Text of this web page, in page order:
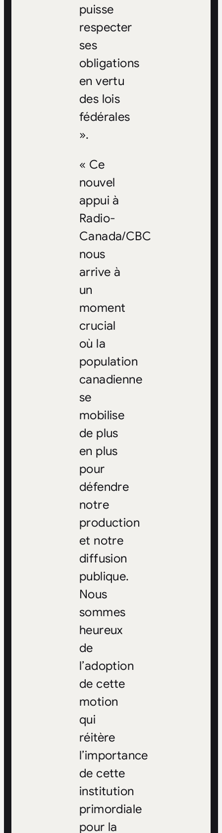
puisse
respecter
ses
obligations
en vertu
des lois
fédérales
».
« Ce
nouvel
appui à
Radio-
Canada/CBC
nous
arrive à
un
moment
crucial
où la
population
canadienne
se
mobilise
de plus
en plus
pour
défendre
notre
production
et notre
diffusion
publique.
Nous
sommes
heureux
de
l’adoption
de cette
motion
qui
réitère
l’importance
de cette
institution
primordiale
pour la